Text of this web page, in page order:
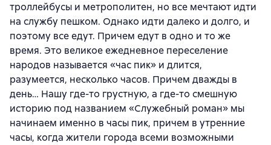
троллейбусы и метрополитен, но все мечтают идти
на службу пешком. Однако идти далеко и долго, и
поэтому все едут. Причем едут в одно и то же
время. Это великое ежедневное переселение
народов называется «час пик» и длится,
разумеется, несколько часов. Причем дважды в
день… Нашу где-то грустную, а где-то смешную
историю под названием «Служебный роман» мы
начинаем именно в часы пик, причем в утренние
часы, когда жители города всеми возможными